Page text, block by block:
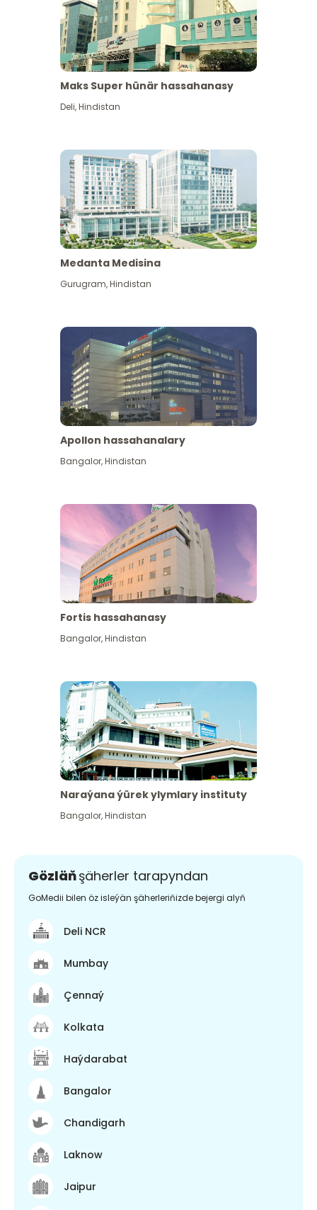
Has giňişleýin gör
Maks Super hünär hassahanasy
Deli,Hindistan
Medanta Medisina
Gurugram,Hindistan
Apollon hassahanalary
Bangalor,Hindistan
Fortis hassahanasy
Bangalor,Hindistan
Naraýana ýürek ylymlary instituty
Bangalor,Hindistan
Gözläňşäherler tarapyndan
GoMedii bilen öz isleýän şäherleriňizde bejergi alyň
Deli NCR
Mumbay
Çennaý
Kolkata
Haýdarabat
Bangalor
Chandigarh
Laknow
Jaipur